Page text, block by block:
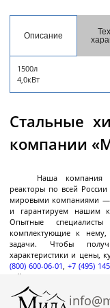
корпусом
съёмом осадка
съёмом
съёмом осадка
съёмом осадка
выгрузкой
Трубчатые
твёрдых частиц
Описание
1500л
4,0кВт
Стальные
компании
Наша компания
реакторы по всей
мировыми компаниями —
и гарантируем нашим
Опытные
комплектующие к
задачи. Чтобы
характеристики и цены,
(800) 600-06-01, +7 (495)
сайте.